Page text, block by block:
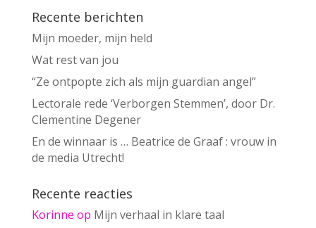
Recente berichten
Mijn moeder, mijn held
Wat rest van jou
“Ze ontpopte zich als mijn guardian angel”
Lectorale rede ‘Verborgen Stemmen’, door Dr.
Clementine Degener
En de winnaar is … Beatrice de Graaf : vrouw in
de media Utrecht!
Recente reacties
Korinne op Mijn verhaal in klare taal